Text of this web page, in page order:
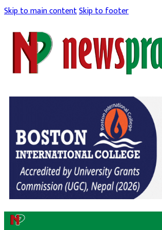
Skip to main contentSkip to footer